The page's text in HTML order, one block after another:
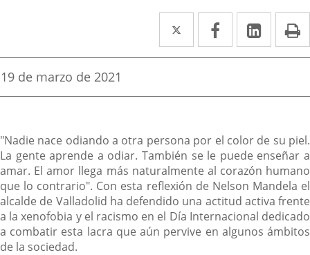
Twitter
Enlace
a
aplicación
Facebook
Enlace
a
aplicación
Enlace
a
Fecha
la
19 de marzo de 2021
Descripción
"Nadie nace odiando a otra persona por el color de su piel.
La gente aprende a odiar. También se le puede enseñar a
amar. El amor llega más naturalmente al corazón humano
que lo contrario". Con esta reflexión de Nelson Mandela el
alcalde de Valladolid ha defendido una actitud activa frente
a la xenofobia y el racismo en el Día Internacional dedicado
a combatir esta lacra que aún pervive en algunos ámbitos
de la sociedad.